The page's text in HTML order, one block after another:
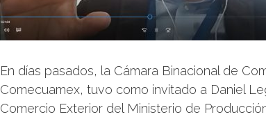
En días pasados, la Cámara Binacional de
Comecuamex, tuvo como invitado a Daniel
Comercio Exterior del Ministerio de